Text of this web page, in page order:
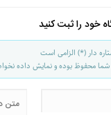
خود را ثبت کنید
دار (*) الزامی است
محفوظ بوده و نمایش داده